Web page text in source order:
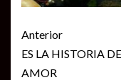
Seguir
leyendo
Anterior
ES LA HISTORIA
AMOR